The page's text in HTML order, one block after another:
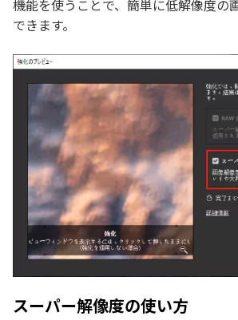
機能を使うことで、簡単に低解像度の
できます。
スーパー解像度の使い方